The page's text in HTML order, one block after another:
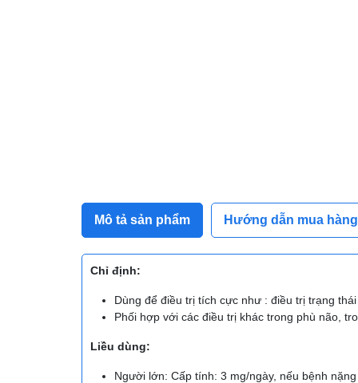
Mô tả sản phẩm Hướng dẫn mua hàng
Chỉ định:
Dùng để điều trị tích cực như : điều trị trạng
Phối hợp với các điều trị khác trong phù não,
Liều dùng:
Người lớn: Cấp tính: 3 mg/ngày, nếu bệnh